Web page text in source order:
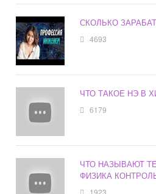
СКОЛЬКО
4693
ЧТО ТАКОЕ НЭ В
6179
ЧТО НАЗЫВАЮТ
ФИЗИКА
1923